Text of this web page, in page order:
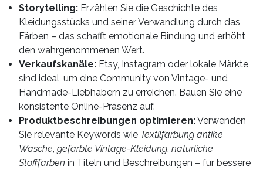
Storytelling: Erzählen Sie die Geschichte des
Kleidungsstücks und seiner Verwandlung durch das
Färben – das schafft emotionale Bindung und erhöht
den wahrgenommenen Wert.
Verkaufskanäle: Etsy, Instagram oder lokale Märkte
sind ideal, um eine Community von Vintage- und
Handmade-Liebhabern zu erreichen. Bauen Sie eine
konsistente Online-Präsenz auf.
Produktbeschreibungen optimieren:Verwenden
Sie relevante Keywords wie Textilfärbung antike
Wäsche, gefärbte Vintage-Kleidung, natürliche
Stofffarben in Titeln und Beschreibungen – für bessere